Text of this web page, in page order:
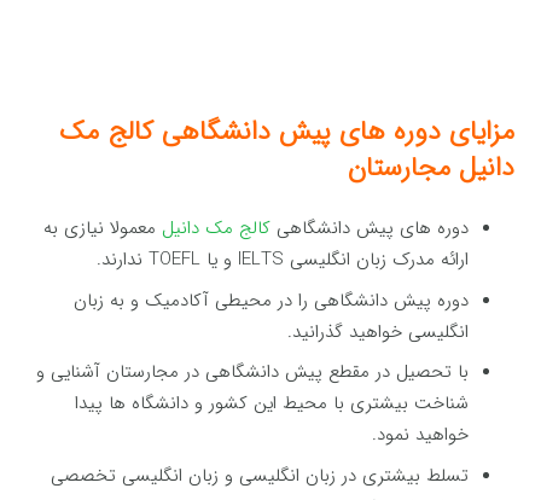
مزایای دوره های پیش دانشگاهی کالج مک
دانیل مجارستان
دوره های پیش دانشگاهی کالج مک دانیل معمولا نیازی به
ارائه مدرک زبان انگلیسی IELTS و یا TOEFL ندارند.
دوره پیش دانشگاهی را در محیطی آکادمیک و به زبان
انگلیسی خواهید گذرانید.
با تحصیل در مقطع پیش دانشگاهی در مجارستان آشنایی و
شناخت بیشتری با محیط این کشور و دانشگاه ها پیدا
خواهید نمود.
تسلط بیشتری در زبان انگلیسی و زبان انگلیسی تخصصی